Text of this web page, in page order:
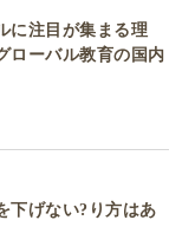
に注目が集まる理
ローバル教育の国内
下げない?り方はあ